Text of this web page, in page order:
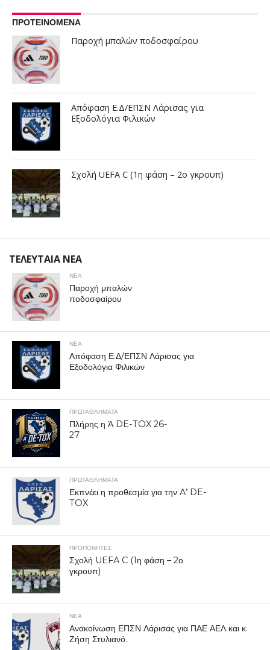
ΠΡΟΤΕΙΝΟΜΕΝΑ
Παροχή μπαλών ποδοσφαίρου
Απόφαση Ε.Δ/ΕΠΣΝ Λάρισας για
Εξοδολόγια Φιλικών
Σχολή UEFA C (1η φάση – 2ο γκρουπ)
ΤΕΛΕΥΤΑΙΑ ΝΕΑ
ΝΕΑ
Παροχή μπαλών
ποδοσφαίρου
ΝΕΑ
Απόφαση Ε.Δ/ΕΠΣΝ Λάρισας για
Εξοδολόγια Φιλικών
ΠΡΩΤΑΘΛΉΜΑΤΑ
Πλήρης η Ά DE-TOX 26-
27
ΠΡΩΤΑΘΛΉΜΑΤΑ
Εκπνέει η προθεσμία για την A’ DE-
TOX
ΠΡΟΠΟΝΗΤΈΣ
Σχολή UEFA C (1η φάση – 2ο
γκρουπ)
ΝΕΑ
Ανακοίνωση ΕΠΣΝ Λάρισας για ΠΑΕ ΑΕΛ και κ.
Ζήση Στυλιανό.